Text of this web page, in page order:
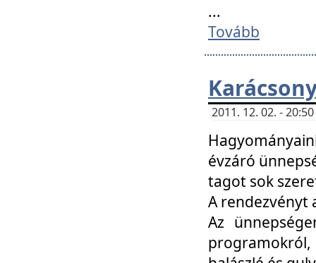
...
Tovább
2011. 12. 02. -
évzáró
tagot sok
A rendezvényt
Az